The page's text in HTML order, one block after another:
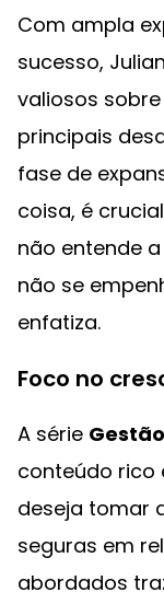
Com ampla
sucesso,
valiosos
principais
fase de
coisa, é
não entende
não se
enfatiza.
Foco no
A série
conteúdo rico
deseja tomar
seguras em
abordados